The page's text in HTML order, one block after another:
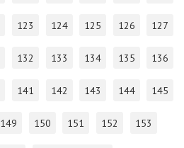
123 124 125 126 127
132 133 134 135 136
141 142 143 144 145
149 150 151 152 153